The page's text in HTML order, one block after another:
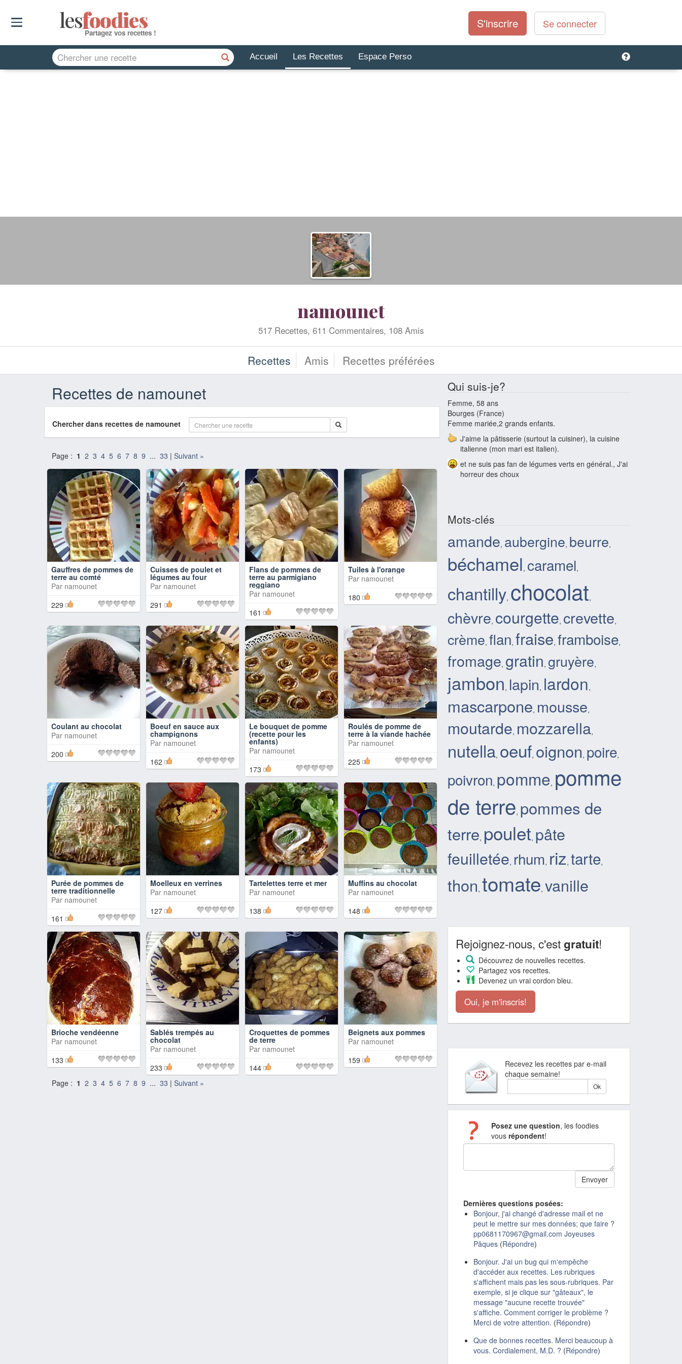
lesfoodies
Partagez vos recettes !
S'inscrire Se connecter
Accueil Les Recettes Espace Perso
namounet
517 Recettes, 611 Commentaires, 108 Amis
Recettes Amis Recettes préférées
Recettes de namounet
Chercher dans recettes de namounet
Page : 1 2 3 4 5 6 7 8 9 ... 33 | Suivant »
Gauffres de pommes de
terre au comté
Par namounet
229
Cuisses de poulet et
légumes au four
Par namounet
291
Flans de pommes de
terre au parmigiano
reggiano
Par namounet
161
Tuiles à l'orange
Par namounet
180
Coulant au chocolat
Par namounet
200
Boeuf en sauce aux
champignons
Par namounet
162
Le bouquet de pomme
(recette pour les
enfants)
Par namounet
173
Roulés de pomme de
terre à la viande hachée
Par namounet
225
Purée de pommes de
terre traditionnelle
Par namounet
161
Moelleux en verrines
Par namounet
127
Tartelettes terre et mer
Par namounet
138
Muffins au chocolat
Par namounet
148
Brioche vendéenne
Par namounet
133
Sablés trempés au
chocolat
Par namounet
233
Croquettes de pommes
de terre
Par namounet
144
Beignets aux pommes
Par namounet
159
Page : 1 2 3 4 5 6 7 8 9 ... 33 | Suivant »
Qui suis-je?
Femme, 58 ans
Bourges (France)
Femme mariée,2 grands enfants.
J'aime la pâtisserie (surtout la cuisiner), la cuisine
italienne (mon mari est italien).
et ne suis pas fan de légumes verts en général., J'ai
horreur des choux
Mots-clés
amande, aubergine, beurre,
béchamel, caramel,
chantilly, chocolat,
chèvre, courgette, crevette,
crème, flan, fraise, framboise,
fromage, gratin, gruyère,
jambon, lapin, lardon,
mascarpone, mousse,
moutarde, mozzarella,
nutella, oeuf, oignon, poire,
poivron, pomme, pomme
de terre, pommes de
terre, poulet, pâte
feuilletée, rhum, riz, tarte,
thon, tomate, vanille
Rejoignez-nous, c'estgratuit!
Découvrez de nouvelles recettes.
Partagez vos recettes.
Devenez un vrai cordon bleu.
Oui, je m'inscris!
Recevez les recettes par e-mail
chaque semaine!
Posez une question, les foodies
vous répondent!
Dernières questions posées:
Bonjour, j'ai changé d'adresse mail et ne
peut le mettre sur mes données; que faire ?
pp0681170967@gmail.com Joyeuses
Pâques (Répondre)
Bonjour. J'ai un bug qui m'empêche
d'accéder aux recettes. Les rubriques
s'affichent mais pas les sous-rubriques. Par
exemple, si je clique sur "gâteaux", le
message "aucune recette trouvée"
s'affiche. Comment corriger le problème ?
Merci de votre attention. (Répondre)
Que de bonnes recettes. Merci beaucoup à
vous. Cordialement, M.D. ? (Répondre)